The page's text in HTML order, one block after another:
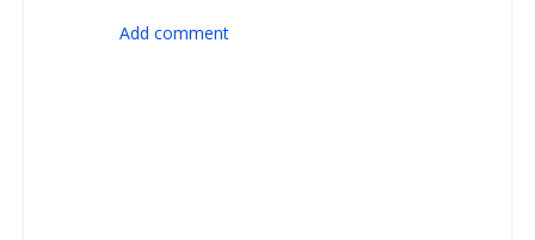
Add comment